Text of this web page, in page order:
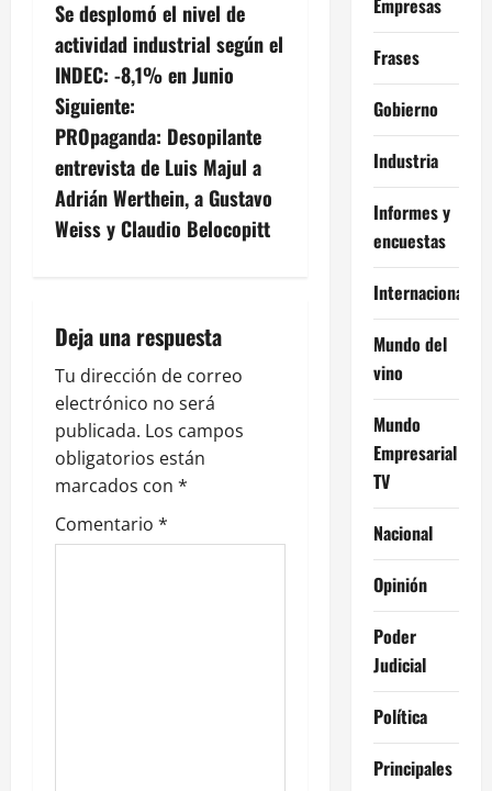
a
v
e
g
a
ó
n
d
e
e
Se desplomó el nivel de
actividad industrial según el
INDEC: -8,1% en Junio
Siguiente:
PROpaganda: Desopilante
entrevista de Luis Majul a
Adrián Werthein, a Gustavo
Weiss y Claudio Belocopitt
Deja una respuesta
Tu dirección de correo
electrónico no será
publicada. Los campos
obligatorios están
marcados con *
Comentario *
Frases
Gobierno
Industria
Informes y
encuestas
Internacional
Mundo del
vino
Mundo
Empresarial
TV
Nacional
Opinión
Poder
Judicial
Política
Principales